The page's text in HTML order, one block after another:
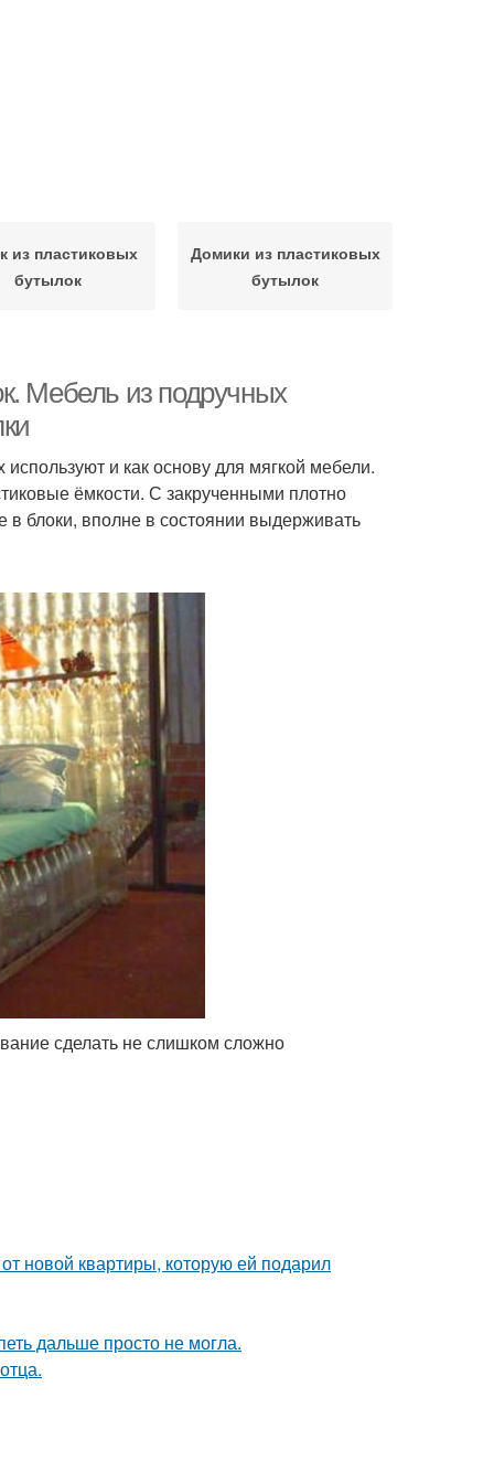
из пластиковых
бутылок
Домики из пластиковых
бутылок
Мебель из подручных
и как основу для мягкой мебели.
ёмкости. С закрученными плотно
блоки, вполне в состоянии выдерживать
сделать не слишком сложно
новой квартиры, которую ей подарил
дальше просто не могла.